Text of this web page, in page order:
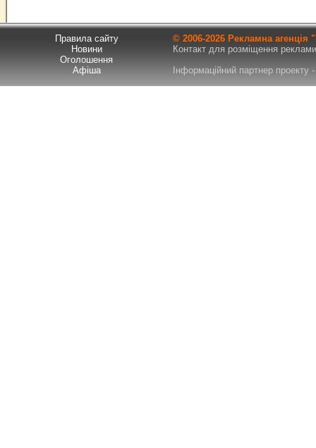
Правила сайту
Новини
Оголошення
Афіша
© 2006-2026 Рекламна
Контакт для розміщення
Інформаційний партнер проекту